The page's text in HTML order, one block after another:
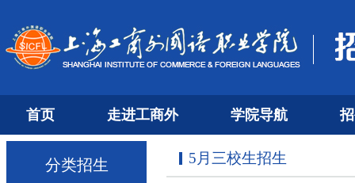
首页 走进工商外 学院导航
分类招生 5月三校生招生